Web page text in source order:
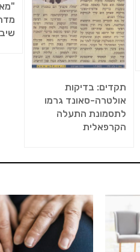
תקדים: בדיקות
אולטרה-סאונד גרמו
לתסמונת התעלה
הקרפאלית